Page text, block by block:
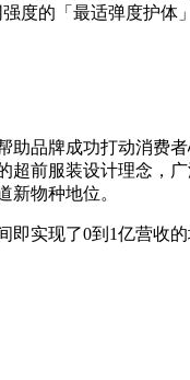
度的「最适弹度护体
助品牌成功打动消
前服装设计理念，
新物种地位。
实现了0到1亿营收